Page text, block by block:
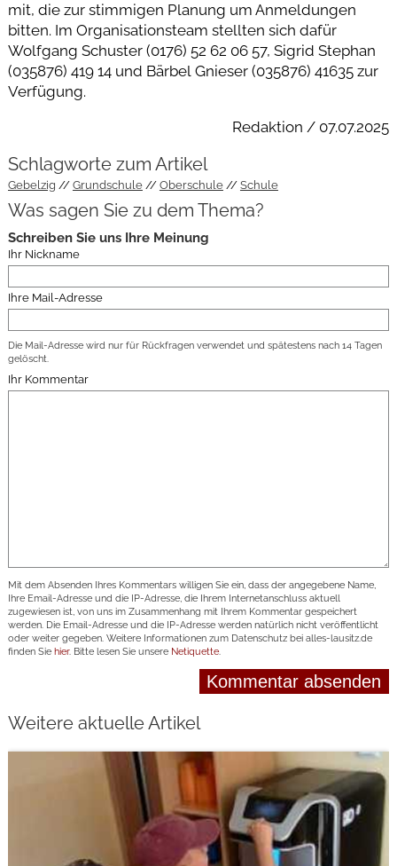
mit, die zur stimmigen Planung um Anmeldungen
bitten. Im Organisationsteam stellten sich dafür
Wolfgang Schuster (0176) 52 62 06 57, Sigrid Stephan
(035876) 419 14 und Bärbel Gnieser (035876) 41635 zur
Verfügung.
Redaktion / 07.07.2025
Schlagworte zum Artikel
Gebelzig Grundschule Oberschule Schule
Was sagen Sie zu dem Thema?
Schreiben Sie uns Ihre Meinung
Ihr Nickname
Ihre Mail-Adresse
Die Mail-Adresse wird nur für Rückfragen verwendet und spätestens nach 14 Tagen
gelöscht.
Ihr Kommentar
Mit dem Absenden Ihres Kommentars willigen Sie ein, dass der angegebene Name,
Ihre Email-Adresse und die IP-Adresse, die Ihrem Internetanschluss aktuell
zugewiesen ist, von uns im Zusammenhang mit Ihrem Kommentar gespeichert
werden. Die Email-Adresse und die IP-Adresse werden natürlich nicht veröffentlicht
oder weiter gegeben. Weitere Informationen zum Datenschutz bei alles-lausitz.de
finden Sie hier. Bitte lesen Sie unsere Netiquette.
Weitere aktuelle Artikel
weiterlesen